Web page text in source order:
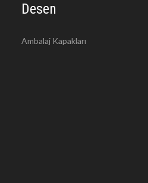
Desen
Ambalaj Kapakları